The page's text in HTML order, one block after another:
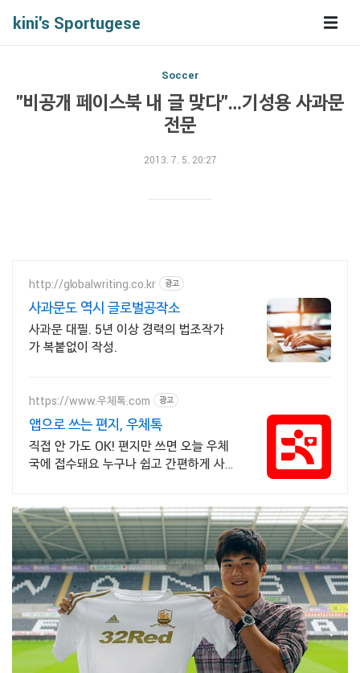
kini's Sportugese
Soccer
"비공개 페이스북 내 글 맞다"…기성용 사과문
전문
2013. 7. 5. 20:27
http://globalwriting.co.kr 광고
사과문도 역시 글로벌공작소
사과문 대필. 5년 이상 경력의 법조작가
가 복붙없이 작성.
https://www.우체톡.com 광고
앱으로 쓰는 편지, 우체톡
직접 안 가도 OK! 편지만 쓰면 오늘 우체
국에 접수돼요 누구나 쉽고 간편하게 사